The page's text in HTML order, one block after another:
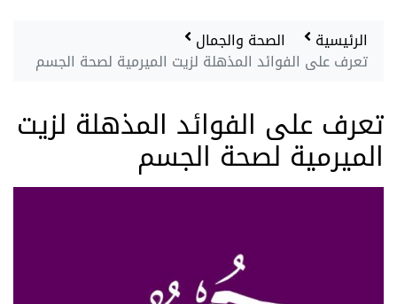
الرئيسية الصحة والجمال
تعرف على الفوائد المذهلة لزيت الميرمية لصحة الجسم
تعرف على الفوائد المذهلة لزيت
الميرمية لصحة الجسم